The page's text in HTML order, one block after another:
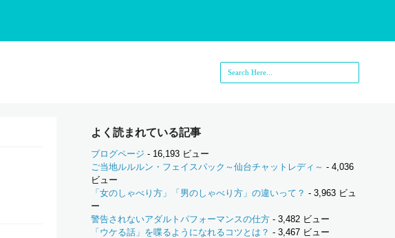
よく読まれている記事
ブログページ - 16,193 ビュー
ご当地ルルルン・フェイスパック～仙台チャットレディ～ - 4,036
ビュー
「女のしゃべり方」「男のしゃべり方」の違いって？ - 3,963 ビュ
ー
警告されないアダルトパフォーマンスの仕方 - 3,482 ビュー
「ウケる話」を喋るようになれるコツとは？ - 3,467 ビュー